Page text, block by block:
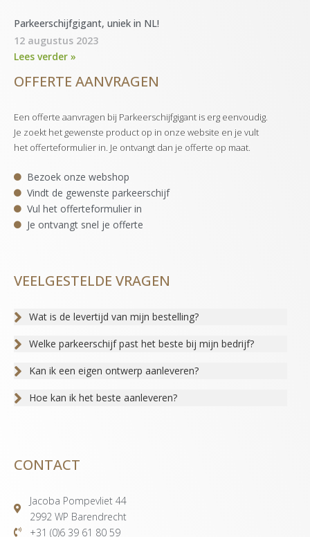
Parkeerschijfgigant, uniek in NL!
12 augustus 2023
Lees verder »
OFFERTE AANVRAGEN
Een offerte aanvragen bij Parkeerschijfgigant is erg eenvoudig.
Je zoekt het gewenste product op in onze website en je vult
het offerteformulier in. Je ontvangt dan je offerte op maat.
Bezoek onze webshop
Vindt de gewenste parkeerschijf
Vul het offerteformulier in
Je ontvangt snel je offerte
VEELGESTELDE VRAGEN
Wat is de levertijd van mijn bestelling?
Welke parkeerschijf past het beste bij mijn bedrijf?
Kan ik een eigen ontwerp aanleveren?
Hoe kan ik het beste aanleveren?
CONTACT
Jacoba Pompevliet 44
2992 WP Barendrecht
+31 (0)6 39 61 80 59